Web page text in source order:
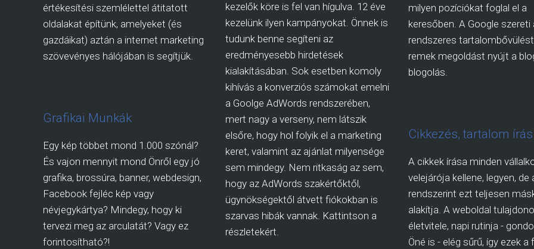
értékesítési szemlélettel átitatott
oldalakat építünk, amelyeket (és
gazdáikat) aztán a internet marketing
szövevényes hálójában is segítjük.
Grafikai Munkák
Egy kép többet mond 1.000 szónál?
És vajon mennyit mond Önről egy jó
grafika, brossúra, banner, webdesign,
Facebook fejléc kép vagy
névjegykártya? Mindegy, hogy ki
tervezi meg az arculatát? Vagy ez
forintosítható?!
kezelők köre is fel van hígulva. 12 éve
kezelünk ilyen kampányokat. Önnek is
tudunk benne segíteni az
eredményesebb hirdetések
kialakításában. Sok esetben komoly
kihívás a konverziós számokat emelni
a Goolge AdWords rendszerében,
mert nagy a verseny, nem látszik
elsőre, hogy hol folyik el a marketing
keret, valamint az ajánlat milyensége
sem mindegy. Nem ritkaság az sem,
hogy az AdWords szakértőktől,
ügynökségektől átvett fiókokban is
szarvas hibák vannak. Kattintson a
részletekért.
milyen pozíciókat foglal el a
keresőben. A Google szereti
rendszeres
remek megoldást nyújt a
blogolás.
Cikkezés, tartalom írás
A cikkek írása minden
velejárója kellene, legyen, de
rendszerint ezt teljesen
alakítja. A weboldal
életvitele, napi rutinja -
Öné is - elég sűrű, így ezek a